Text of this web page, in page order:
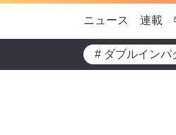
ニュース 連載
# ダブルインパ